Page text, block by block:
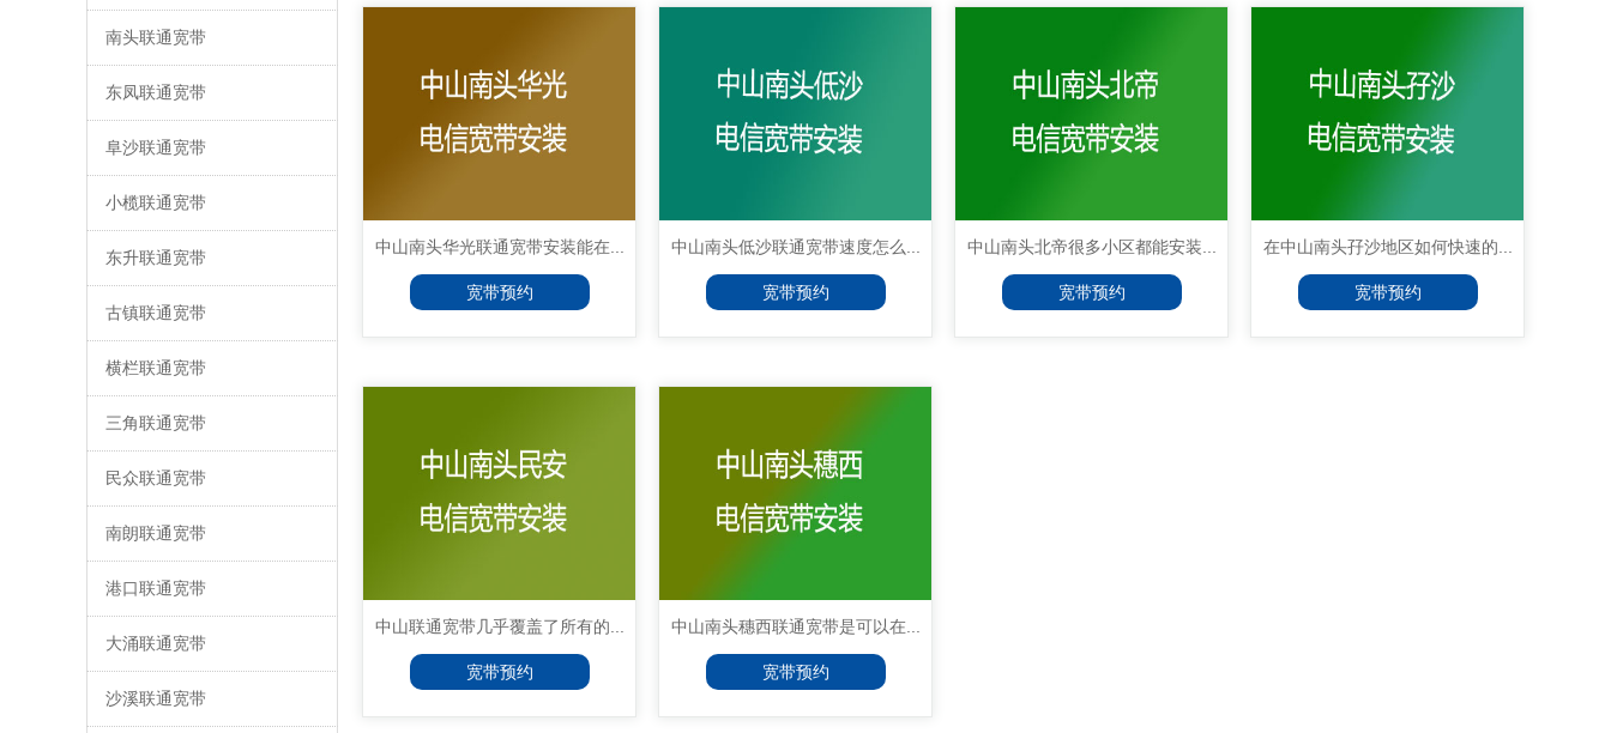
南头联通宽带
东凤联通宽带
阜沙联通宽带
小榄联通宽带
东升联通宽带
古镇联通宽带
横栏联通宽带
三角联通宽带
民众联通宽带
南朗联通宽带
港口联通宽带
大涌联通宽带
沙溪联通宽带
中山南头华光联通宽带安装能在...
宽带预约
中山南头低沙联通宽带速度怎么...
宽带预约
中山南头北帝很多小区都能安装...
宽带预约
在中山南头孖沙地区如何快速的...
宽带预约
中山联通宽带几乎覆盖了所有的...
宽带预约
中山南头穗西联通宽带是可以在...
宽带预约